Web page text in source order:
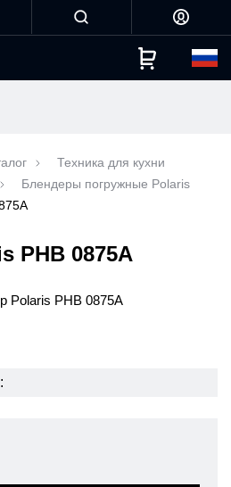
Техника для кухни
Блендеры погружные Polaris
PHB 0875A